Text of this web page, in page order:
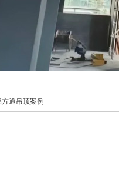
方通吊顶案例